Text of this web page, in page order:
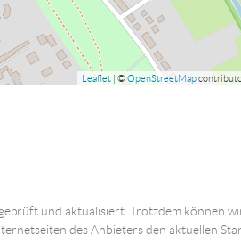
Leaflet | ©OpenStreetMap
und aktualisiert. Trotzdem können
des Anbieters den aktuellen